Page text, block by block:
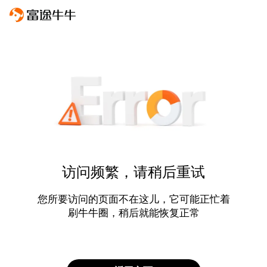
访问频繁，请稍后重试
您所要访问的页面不在这儿，它可能正忙着
刷牛牛圈，稍后就能恢复正常